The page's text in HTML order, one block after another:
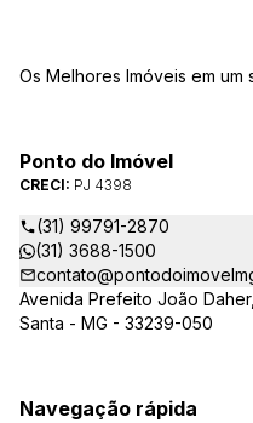
Os Melhores Imóveis em um
Ponto do Imóvel
CRECI: PJ 4398
(31) 99791-2870
(31) 3688-1500
Avenida Prefeito João
Santa - MG - 33239-050
Navegação rápida